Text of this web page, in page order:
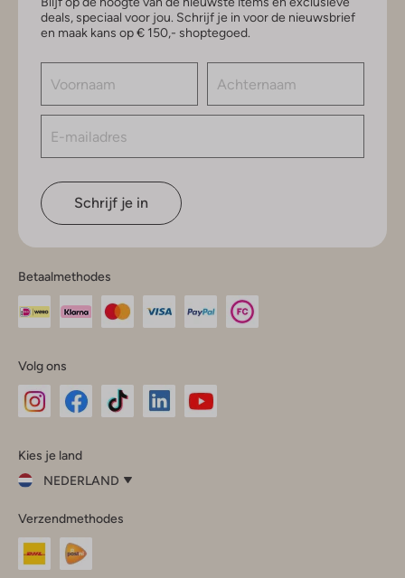
deals, speciaal voor jou. Schrijf je in voor de nieuwsbrief
en maak kans op € 150,- shoptegoed.
Schrijf je in
Betaalmethodes
Volg ons
InstagramFacebook
Kies je land
NEDERLAND
je
land
Nederland
Verzendmethodes